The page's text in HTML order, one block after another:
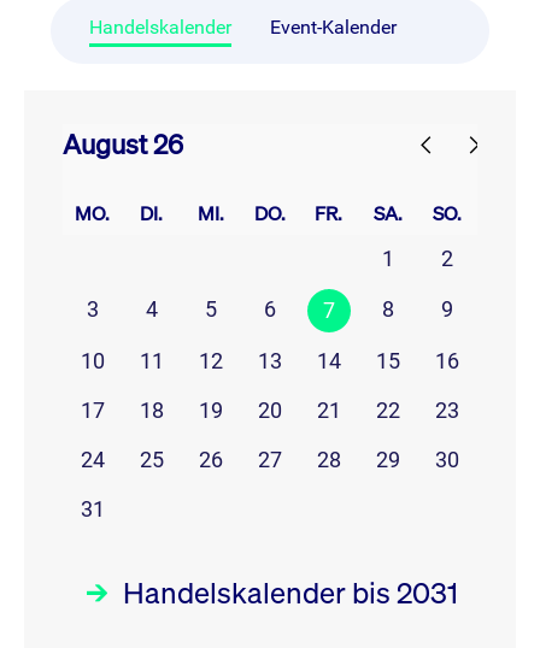
Handelskalender Event-Kalender
August 26
MO. DI. MI. DO. FR. SA. SO.
1
2
3
4 5 6 7 8 9
10 11 12 13 14 15
16
17
18 19 20 21 22
23
24
25 26 27 28 29
30
31
Handelskalender bis 2031